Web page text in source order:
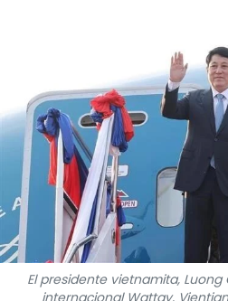
VIAJES
PUENTE
¿QUIÉNES
TIẾNG VIỆT
El presidente vietnamita,